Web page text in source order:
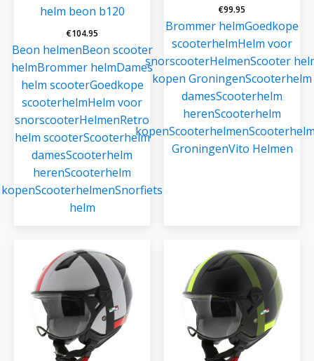
helm beon b120
€104.95
Beon helmenBeon scooter
helmBrommer helmDames
helm scooterGoedkope
scooterhelmHelm voor
snorscooterHelmenRetro
helm scooterScooterhelm
damesScooterhelm
herenScooterhelm
kopenScooterhelmenSnorfiets
helm
€99.95
Brommer helmGoedkope
scooterhelmHelm voor
snorscooterHelmenScooter
kopen GroningenScooterhelm
damesScooterhelm
herenScooterhelm
kopenScooterhelmen
GroningenVito Helmen